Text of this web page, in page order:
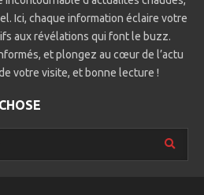
Ici, chaque information éclaire votre
aux révélations qui font le buzz.
et plongez au cœur de l’actu
votre visite, et bonne lecture !